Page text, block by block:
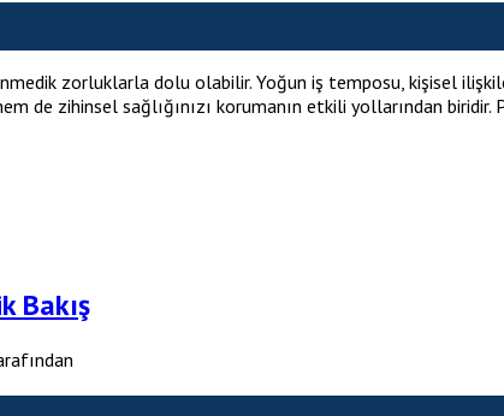
zorluklarla dolu olabilir. Yoğun iş temposu, kişisel
de zihinsel sağlığınızı korumanın etkili yollarından
Bakış